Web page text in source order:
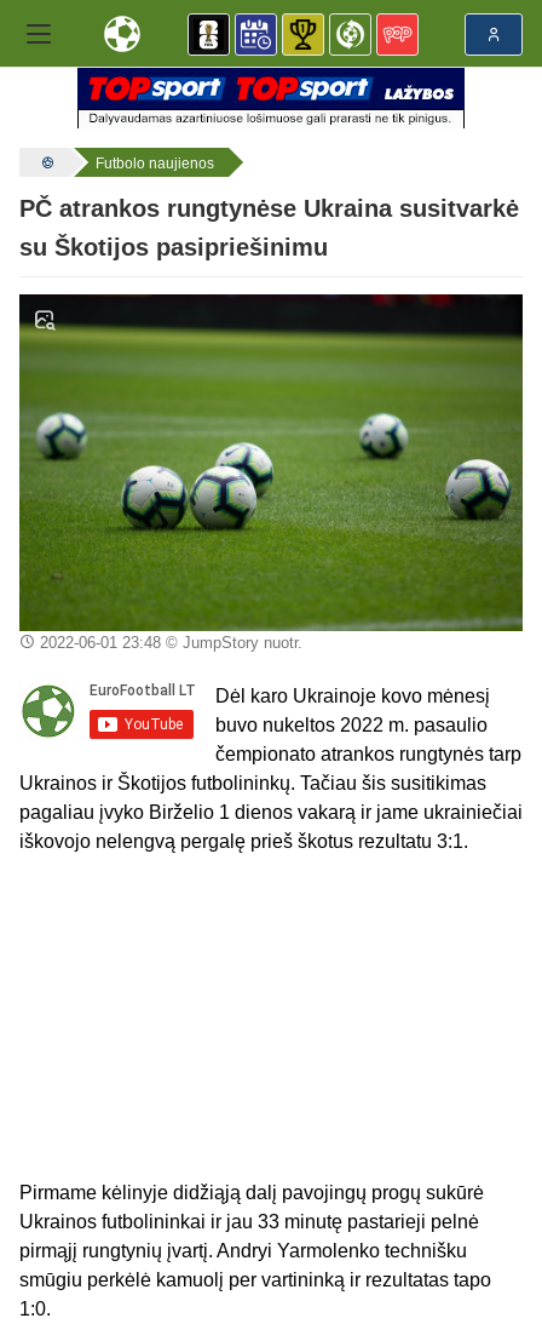
Futbolo naujienos
PČ atrankos rungtynėse Ukraina susitvarkė
su Škotijos pasipriešinimu
2022-06-01 23:48© JumpStory nuotr.
Dėl karo Ukrainoje kovo mėnesį
buvo nukeltos 2022 m. pasaulio
čempionato atrankos rungtynės tarp
Ukrainos ir Škotijos futbolininkų. Tačiau šis susitikimas
pagaliau įvyko Birželio 1 dienos vakarą ir jame ukrainiečiai
iškovojo nelengvą pergalę prieš škotus rezultatu 3:1.
Pirmame kėlinyje didžiąją dalį pavojingų progų sukūrė
Ukrainos futbolininkai ir jau 33 minutę pastarieji pelnė
pirmąjį rungtynių įvartį. Andryi Yarmolenko technišku
smūgiu perkėlė kamuolį per vartininką ir rezultatas tapo
1:0.